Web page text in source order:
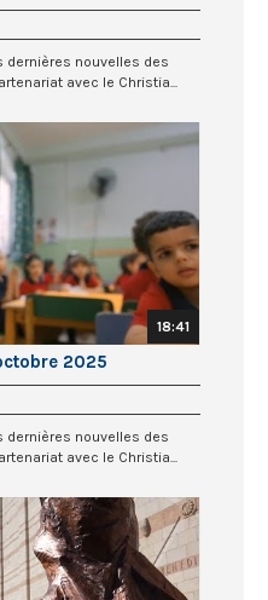
dernières nouvelles des
avec le Christia...
18:41
2025
dernières nouvelles des
avec le Christia...